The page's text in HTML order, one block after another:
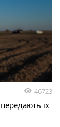
46723
їх